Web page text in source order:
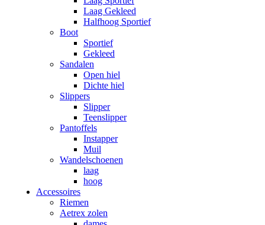
Laag Gekleed
Halfhoog Sportief
Boot
Sportief
Gekleed
Sandalen
Open hiel
Dichte hiel
Slippers
Slipper
Teenslipper
Pantoffels
Instapper
Muil
Wandelschoenen
laag
hoog
Accessoires
Riemen
Aetrex zolen